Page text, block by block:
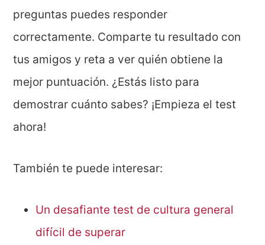
preguntas puedes responder
correctamente. Comparte tu resultado con
tus amigos y reta a ver quién obtiene la
mejor puntuación. ¿Estás listo para
demostrar cuánto sabes? ¡Empieza el test
ahora!
También te puede interesar:
Un desafiante test de cultura general
difícil de superar